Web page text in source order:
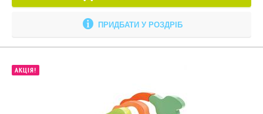
ПРИДБАТИ У РОЗДРІБ
АКЦІЯ!